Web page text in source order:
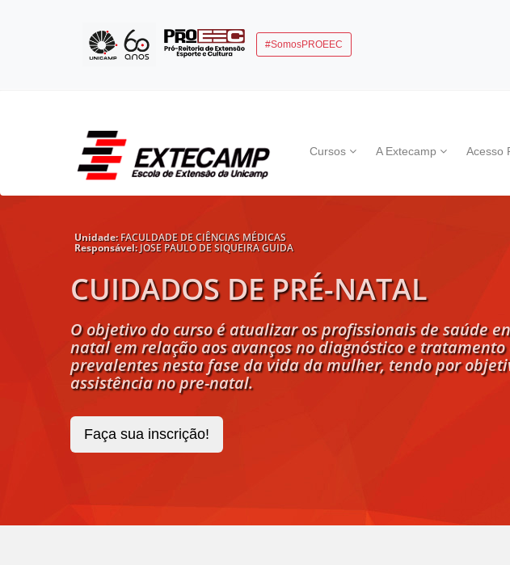
#SomosPROEEC
Cursos A Extecamp Acesso
Unidade:FACULDADE DE CIÊNCIAS MÉDICAS
Responsável:JOSE PAULO DE SIQUEIRA GUIDA
CUIDADOS DE PRÉ-NATAL
O objetivo do curso é atualizar os profissionais de saúde
natal em relação aos avanços no diagnóstico e tratamento
prevalentes nesta fase da vida da mulher, tendo por
assistência no pre-natal.
Faça sua inscrição!